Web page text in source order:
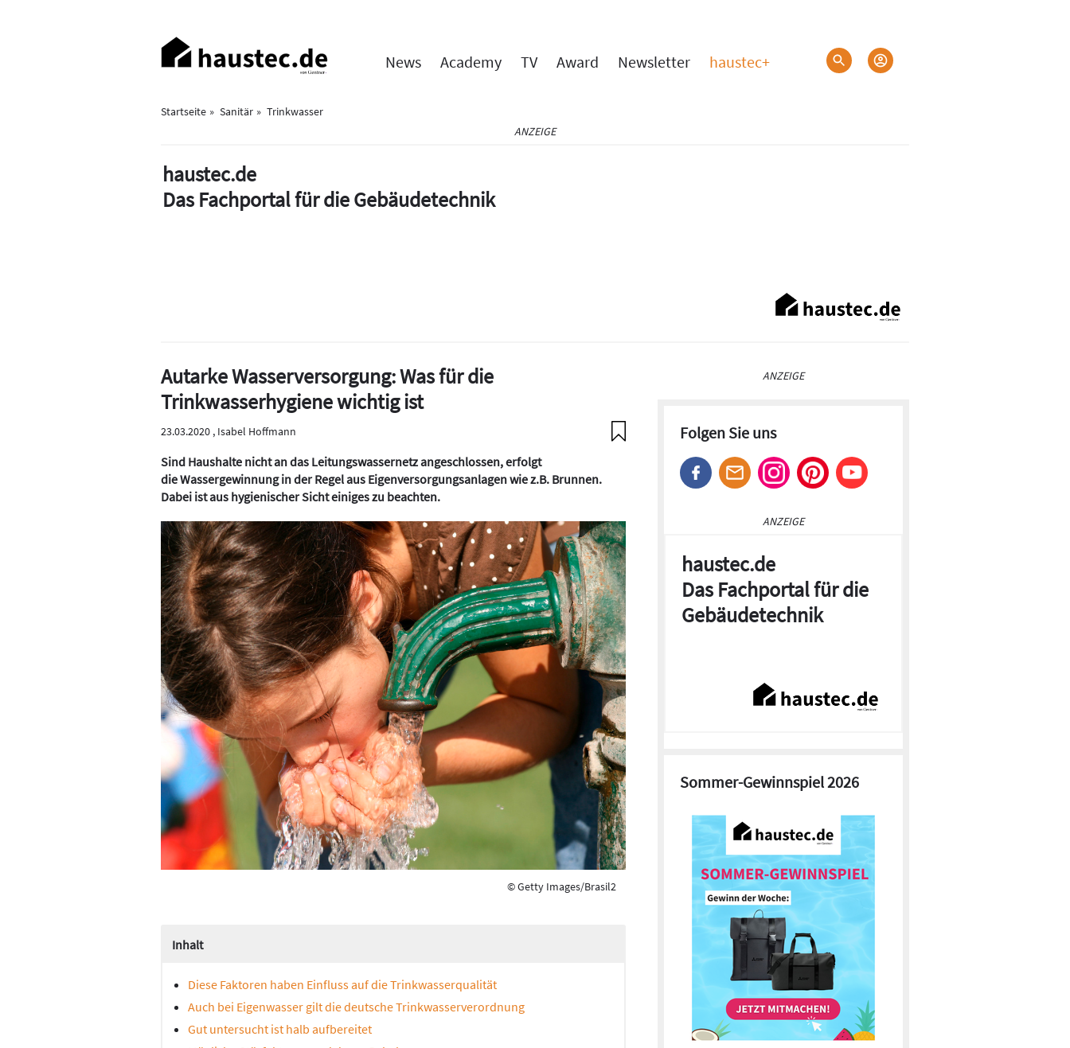
Haupt-
Navigation
News Academy TV Award Newsletter haustec+
Startseite Sanitär
Trinkwasser
ANZEIGE
haustec.de
Das Fachportal für die Gebäudetechnik
Autarke Wasserversorgung: Was für die
Trinkwasserhygiene wichtig ist
23.03.2020 , Isabel Hoffmann
Sind Haushalte nicht an das Leitungswassernetz angeschlossen, erfolgt
die Wassergewinnung in der Regel aus Eigenversorgungsanlagen wie z.B. Brunnen.
Dabei ist aus hygienischer Sicht einiges zu beachten.
© Getty Images/Brasil2
Inhalt
Diese Faktoren haben Einfluss auf die Trinkwasserqualität
Auch bei Eigenwasser gilt die deutsche Trinkwasserverordnung
Gut untersucht ist halb aufbereitet
ANZEIGE
Folgen Sie uns
ANZEIGE
haustec.de
Das Fachportal für die
Gebäudetechnik
Sommer-Gewinnspiel 2026